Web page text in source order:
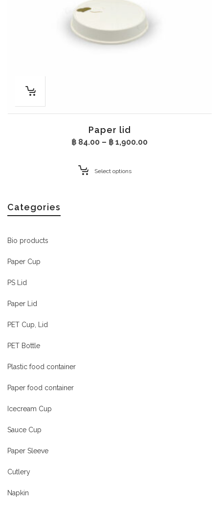
Paper lid
฿ 84.00 – ฿ 1,900.00Price
Select options
Categories
Bio products
Paper Cup
PS Lid
Paper Lid
PET Cup, Lid
PET Bottle
Plastic food container
Paper food container
Icecream Cup
Sauce Cup
Paper Sleeve
Cutlery
Napkin